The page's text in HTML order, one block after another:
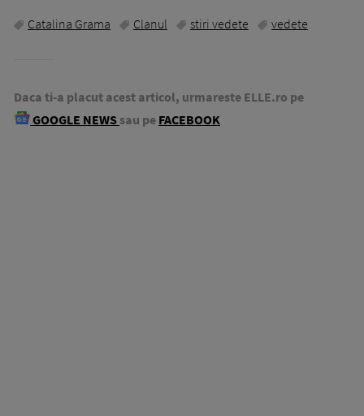
Catalina Grama Clanul stiri vedete vedete
Daca ti-a placut acest articol, urmareste ELLE.ro pe
GOOGLE NEWS sau pe FACEBOOK